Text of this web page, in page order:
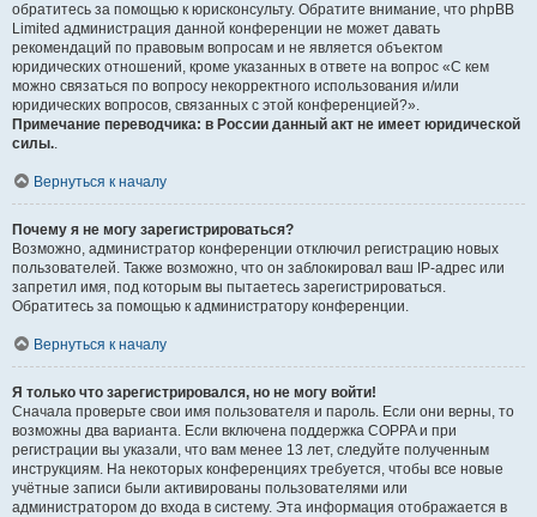
обратитесь за помощью к юрисконсульту. Обратите внимание, что phpBB
Limited администрация данной конференции не может давать
рекомендаций по правовым вопросам и не является объектом
юридических отношений, кроме указанных в ответе на вопрос «С кем
можно связаться по вопросу некорректного использования и/или
юридических вопросов, связанных с этой конференцией?».
Примечание переводчика: в России данный акт не имеет юридической
силы..
Вернуться к началу
Почему я не могу зарегистрироваться?
Возможно, администратор конференции отключил регистрацию новых
пользователей. Также возможно, что он заблокировал ваш IP-адрес или
запретил имя, под которым вы пытаетесь зарегистрироваться.
Обратитесь за помощью к администратору конференции.
Вернуться к началу
Я только что зарегистрировался, но не могу войти!
Сначала проверьте свои имя пользователя и пароль. Если они верны, то
возможны два варианта. Если включена поддержка COPPA и при
регистрации вы указали, что вам менее 13 лет, следуйте полученным
инструкциям. На некоторых конференциях требуется, чтобы все новые
учётные записи были активированы пользователями или
администратором до входа в систему. Эта информация отображается в